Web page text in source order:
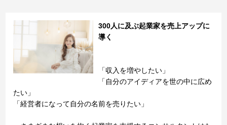
300人に及ぶ起業家を売上アップに
導く
「収入を増やしたい」
「自分のアイディアを世の中に広め
たい」
「経営者になって自分の名前を売りたい」